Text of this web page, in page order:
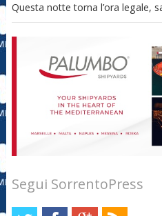
Questa notte torna l’ora legale,
Segui SorrentoPress